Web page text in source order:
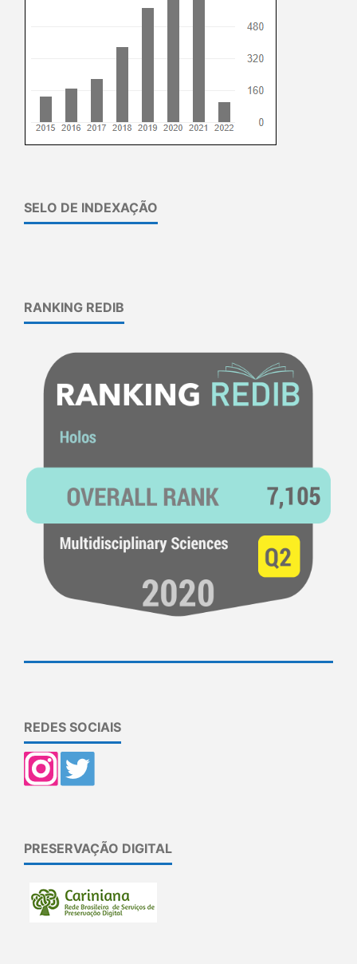
SELO DE INDEXAÇÃO
RANKING REDIB
REDES SOCIAIS
PRESERVAÇÃO DIGITAL